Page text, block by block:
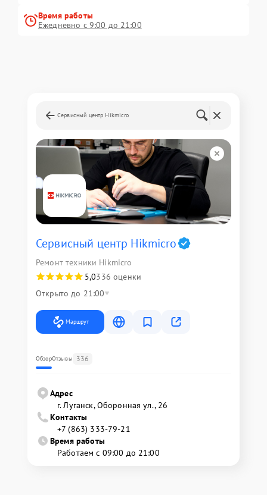
Время работы
Ежедневно с 9:00 до 21:00
Сервисный центр Hikmicro
Сервисный центр Hikmicro
Ремонт техники Hikmicro
5,0336 оценки
Открыто до 21:00
Маршрут
ОбзорОтзывы 336
Адрес
г. Луганск, Оборонная ул., 26
Контакты
+7 (863) 333-79-21
Время работы
Работаем с 09:00 до 21:00